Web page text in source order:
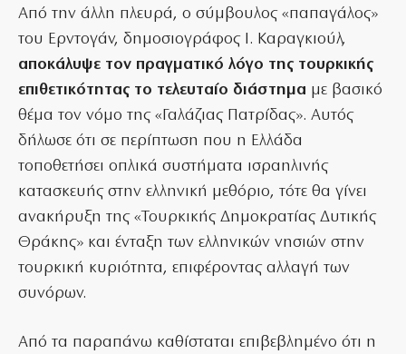
Από την άλλη πλευρά, ο σύμβουλος «παπαγάλος»
του Ερντογάν, δημοσιογράφος Ι. Καραγκιούλ,
αποκάλυψε τον πραγματικό λόγο της τουρκικής
επιθετικότητας το τελευταίο διάστημα με βασικό
θέμα τον νόμο της «Γαλάζιας Πατρίδας». Αυτός
δήλωσε ότι σε περίπτωση που η Ελλάδα
τοποθετήσει οπλικά συστήματα ισραηλινής
κατασκευής στην ελληνική μεθόριο, τότε θα γίνει
ανακήρυξη της «Τουρκικής Δημοκρατίας Δυτικής
Θράκης» και ένταξη των ελληνικών νησιών στην
τουρκική κυριότητα, επιφέροντας αλλαγή των
συνόρων.
Από τα παραπάνω καθίσταται επιβεβλημένο ότι η